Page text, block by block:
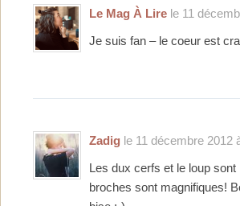
Le Mag À Lire le 11
Je suis fan – le coeur est
Zadig le 11 décembre 2012
Les dux cerfs et le loup
broches sont magnifiques!